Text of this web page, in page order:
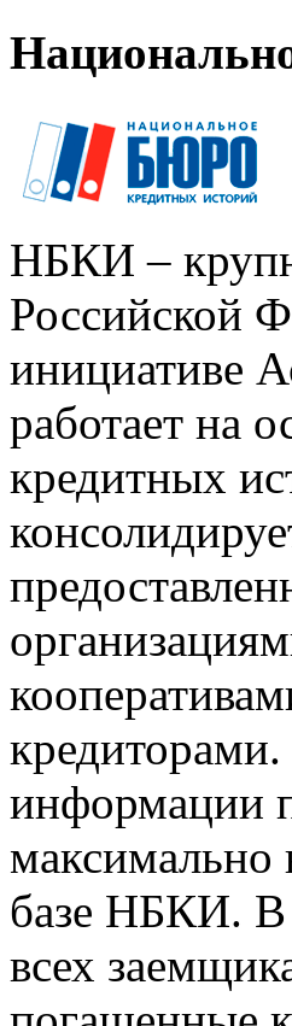
НБКИ –
Российской
инициативе
работает на
кредитных
информации
максимально
базе НБКИ. В
всех